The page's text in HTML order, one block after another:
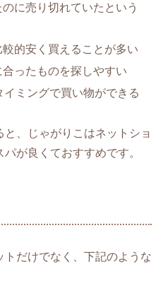
に売り切れていたという
的安く買えることが多い
ったものを探しやすい
ミングで買い物ができる
、じゃがりこはネットショ
が良くておすすめです。
だけでなく、下記のような